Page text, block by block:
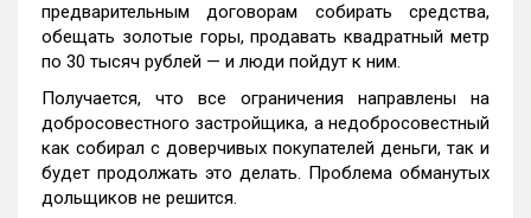
предварительным договорам собирать средства,
обещать золотые горы, продавать квадратный метр
по 30 тысяч рублей — и люди пойдут к ним.
Получается, что все ограничения направлены на
добросовестного застройщика, а недобросовестный
как собирал с доверчивых покупателей деньги, так и
будет продолжать это делать. Проблема обманутых
дольщиков не решится.